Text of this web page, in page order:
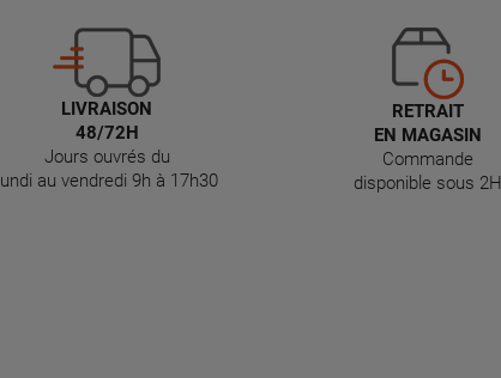
LIVRAISON
48/72H
Jours ouvrés du
lundi au vendredi 9h à 17h30
RETRAIT
EN MAGASIN
Commande
disponible sous 2H